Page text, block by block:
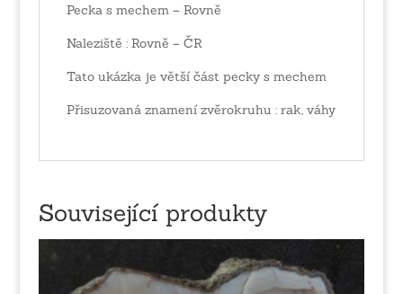
Pecka s mechem – Rovně
Naleziště : Rovně – ČR
Tato ukázka je větší část pecky s mechem
Přisuzovaná znamení zvěrokruhu : rak, váhy
Související produkty